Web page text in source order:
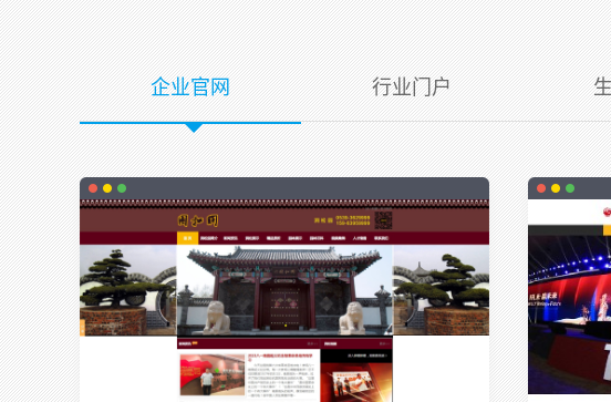
企业官网 行业门户